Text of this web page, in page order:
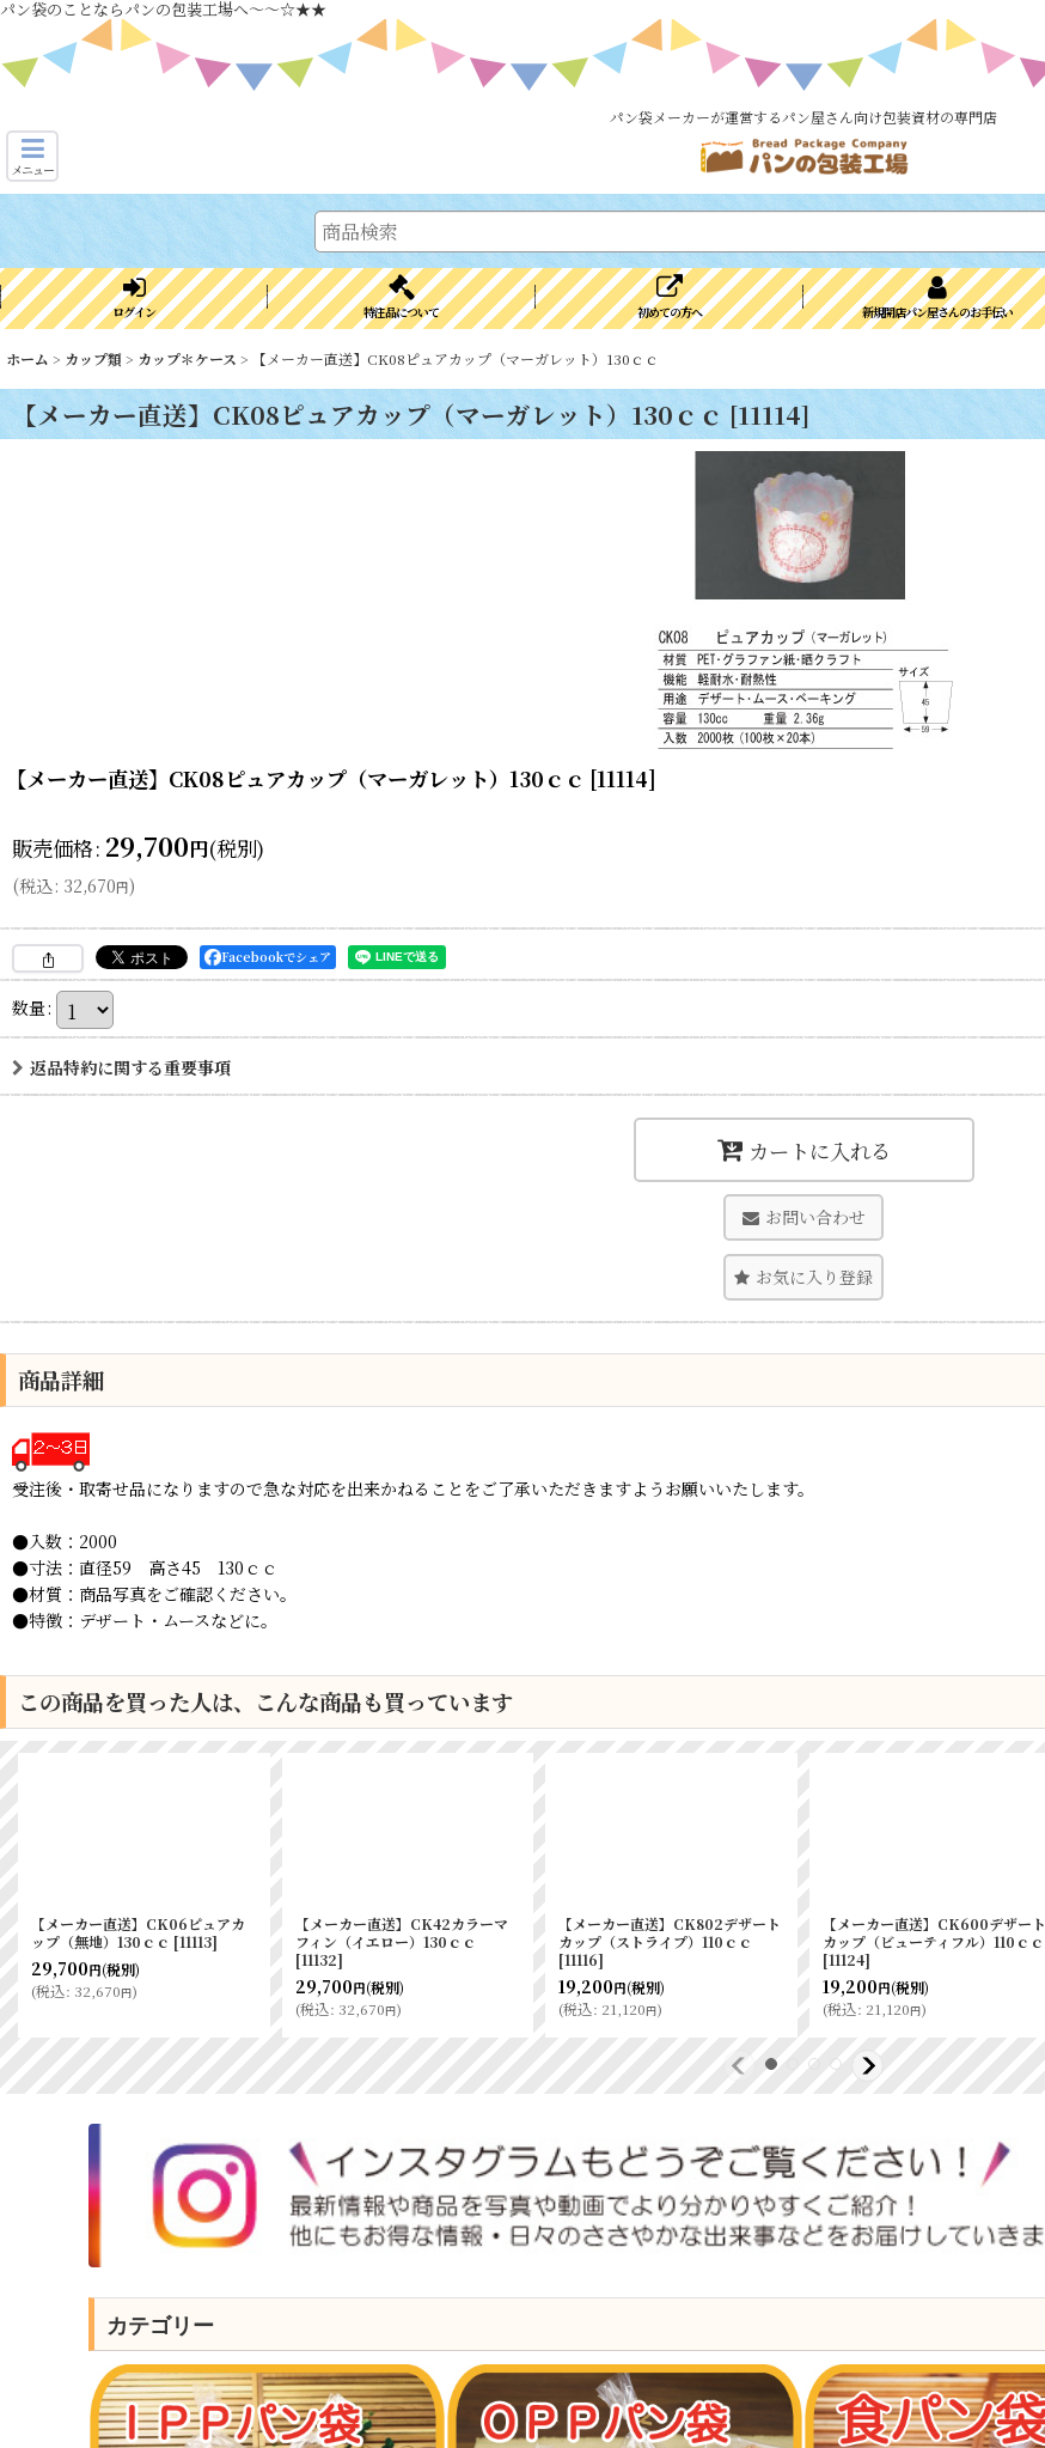
パン袋のことならパンの包装工場へ～～☆★★
パン袋メーカーが運営するパン屋さん向け包装資材の専門店
メニュー
ログイン 特注品について 初めての方へ 新規開店パン屋さんのお手伝い
ホーム > カップ類> カップ＊ケース > 【メーカー直送】CK08ピュアカップ（マーガレット）130ｃｃ
【メーカー直送】CK08ピュアカップ（マーガレット）130ｃｃ [11114]
【メーカー直送】CK08ピュアカップ（マーガレット）130ｃｃ [11114]
販売価格: 29,700円(税別)
(税込: 32,670円)
Facebookでシェア
数量:
返品特約に関する重要事項
カートに入れる
お問い合わせ
お気に入り登録
商品詳細
受注後・取寄せ品になりますので急な対応を出来かねることをご了承いただきますようお願いいたします。
●入数：2000
●寸法：直径59 高さ45 130ｃｃ
●材質：商品写真をご確認ください。
●特徴：デザート・ムースなどに。
この商品を買った人は、こんな商品も買っています
【メーカー直送】CK06ピュアカ
ップ（無地）130ｃｃ [11113]
29,700円(税別)
(税込: 32,670円)
【メーカー直送】CK42カラーマ
フィン（イエロー）130ｃｃ
[11132]
29,700円(税別)
(税込: 32,670円)
【メーカー直送】CK802デザート
カップ（ストライプ）110ｃｃ
[11116]
19,200円(税別)
(税込: 21,120円)
【メーカー直送】CK600デザート
カップ（ビューティフル）110ｃｃ
[11124]
19,200円(税別)
(税込: 21,120円)
カテゴリー